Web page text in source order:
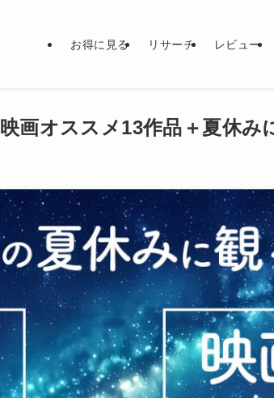
お得に見る リサーチ レビュー
画オススメ13作品＋夏休